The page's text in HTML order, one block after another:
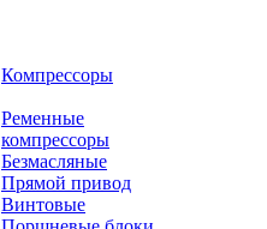
Компрессоры
Ременные
компрессоры
Безмасляные
Прямой привод
Винтовые